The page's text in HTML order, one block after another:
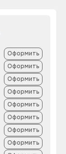
Оформить
Оформить
Оформить
Оформить
Оформить
Оформить
Оформить
Оформить